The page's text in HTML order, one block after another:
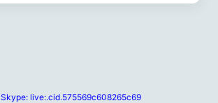
Skype: live:.cid.575569c608265c69